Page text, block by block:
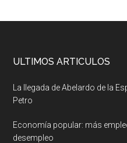
ULTIMOS ARTICULOS
La llegada de Abelardo de la
Petro
Economía popular: más
desempleo